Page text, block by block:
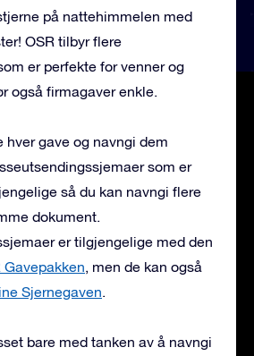
på nattehimmelen med
OSR tilbyr flere
er perfekte for venner og
også firmagaver enkle.
hver gave og navngi dem
som er
så du kan navngi flere
dokument.
er tilgjengelige med den
Gavepakken, men de kan også
Sjernegaven.
bare med tanken av å navngi